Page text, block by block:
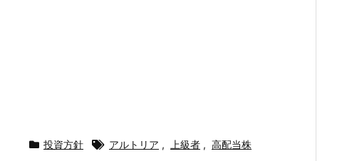
投資方針 アルトリア , 上級者 , 高配当株